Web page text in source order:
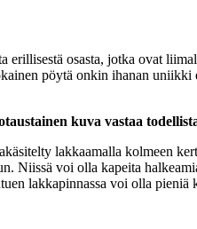
osasta, jotka ovat
pöytä onkin ihanan
kuva vastaa
lakkaamalla kolmeen
Niissä voi olla kapeita
lakkapinnassa voi olla